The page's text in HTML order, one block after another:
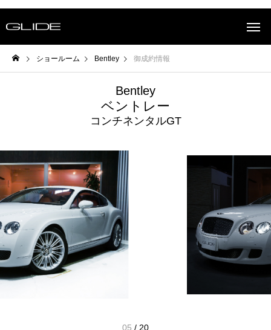
ショールーム Bentley 御成約情報
Bentley
ベントレー
コンチネンタルGT
05 / 20